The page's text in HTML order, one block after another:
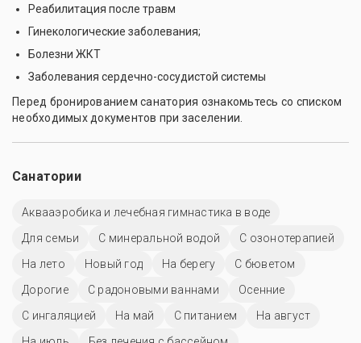
Реабилитация после травм
Гинекологические заболевания;
Болезни ЖКТ
Заболевания сердечно-сосудистой системы
Перед бронированием санатория ознакомьтесь со списком
необходимых документов при заселении.
Санатории
Аквааэробика и лечебная гимнастика в воде
Для семьи
С минеральной водой
С озонотерапией
На лето
Новый год На берегу
С бюветом
Дорогие
С радоновыми ваннами
Осенние
С ингаляцией
На май С питанием
На август